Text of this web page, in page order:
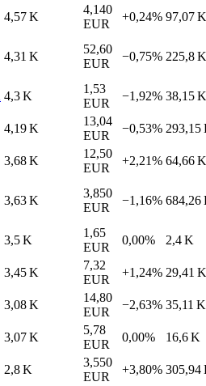
4,57 K
4,140
EUR
+0,24% 97,07 K
4,31 K
52,60
EUR
−0,75% 225,8 K
4,3 K
1,53
EUR
−1,92% 38,15 K
4,19 K
13,04
EUR
−0,53% 293,15
3,68 K
12,50
EUR
+2,21% 64,66 K
3,63 K
3,850
EUR
−1,16% 684,26
3,5 K
1,65
EUR
0,00% 2,4 K
3,45 K
7,32
EUR
+1,24% 29,41 K
3,08 K
14,80
EUR
−2,63% 35,11 K
3,07 K
5,78
EUR
0,00% 16,6 K
2,8 K
3,550
EUR
+3,80% 305,94